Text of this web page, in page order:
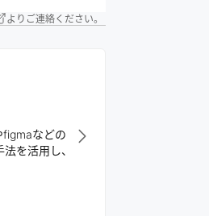
よりご連絡ください。
figmaなどの
を活用し、